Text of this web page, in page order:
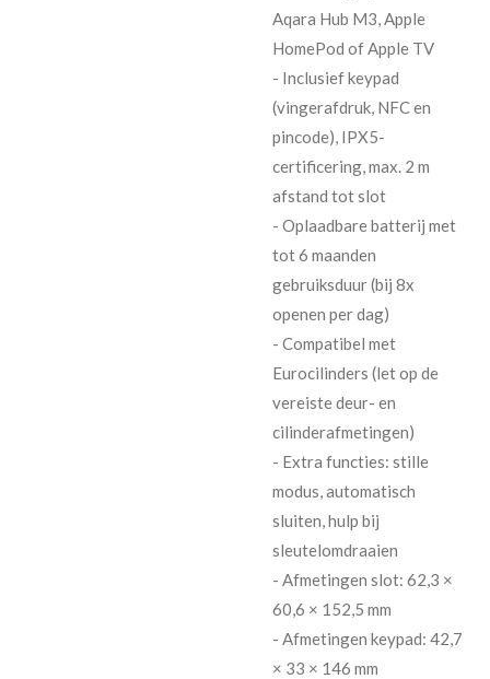
Aqara Hub M3, Apple
HomePod of Apple TV
- Inclusief keypad
(vingerafdruk, NFC en
pincode), IPX5-
certificering, max. 2 m
afstand tot slot
- Oplaadbare batterij met
tot 6 maanden
gebruiksduur (bij 8x
openen per dag)
- Compatibel met
Eurocilinders (let op de
vereiste deur- en
cilinderafmetingen)
- Extra functies: stille
modus, automatisch
sluiten, hulp bij
sleutelomdraaien
- Afmetingen slot: 62,3 ×
60,6 × 152,5 mm
- Afmetingen keypad: 42,7
× 33 × 146 mm